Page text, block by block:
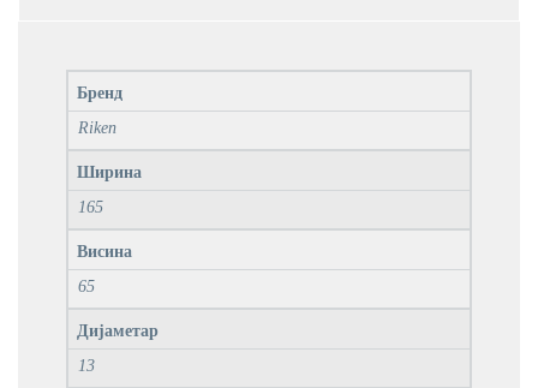
Бренд
Riken
Ширина
165
Висина
65
Дијаметар
13